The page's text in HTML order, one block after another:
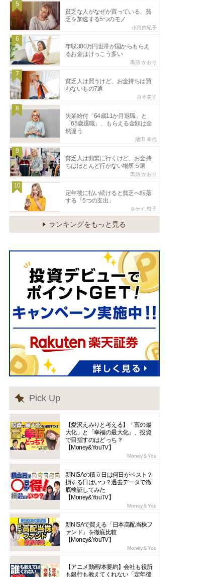
5
貧乏な人がなぜか買っている、貧
乏を加速する5つのモノ
小河由紀子
6
年収300万円世帯が国からもらえ
るお金はけっこう多い
黒須 かおり
7
貧乏人は買うけど、お金持ちは買
わないもの7選
舟本美子
8
失業給付「64歳11か月退職」と
「65歳退職」、もらえる金額は全
然違う
池田 幸代
9
貧乏人は頻繁に行くけど、お金持
ちはほとんど行かない場所５選
黒須 かおり
10
定年後に払い続けると貧乏へ転落
する「5つの支出」
タケイ 啓子
ランキングをもっと見る
Pick Up
【愛沢えみりと考える】「富の最
大化」と「幸福の最大化」、投資
で目指すのはどっち？
【Money&YouTV】
Money＆You
新NISAの積立日は何日がベスト？
損する日はいつ？過去データで徹
底検証してみた
【Money&YouTV】
Money＆You
新NISAで買える「日本高配当株フ
ァンド」を徹底比較
【Money&YouTV】
Money＆You
【アニメ動画/本要約】会社も役所
も銀行も教えてくれない「定年後